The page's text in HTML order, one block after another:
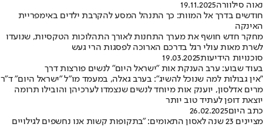
נאוה סילוורה19.11.2025
חודשים בדרך אל המוות: כך התנהל המסע להקרבת ילדים באימפריית
האינקה
מחקר חדש חושף את מערך התחנות לאורך התהלוכות הטקסיות, שנועדו
לשרת מאות עולי רגל בדרכם הארוכה לפסגות הרי געש
סוכנויות הידיעות19.03.2025
בעוד שבוע: ערב הענקת אות "ישראל היום" לנשים פורצות דרך
"אין גבולות למה שנוכל להשיג": בערב גאלה, במעמד מו"ל "ישראל היום" ד"ר
מרים אדלסון, יוענק אות מיוחד לנשים שנצמדו לערכיהן והובילו תרומה
יוצאת דופן לעתיד טוב יותר
כתב היום26.02.2025
מציינים 23 שנה לאסון התאומים: "בתקופות קשות אנו נחשפים לגילויים